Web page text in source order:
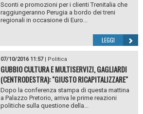
Sconti e promozioni per i clienti Trenitalia che
raggiungeranno Perugia a bordo dei treni
regionali in occasione di Euro...
LEGGI
07/10/2016 11:57| Politica
GUBBIO CULTURA E MULTISERVIZI, GAGLIARDI
(CENTRODESTRA): "GIUSTO RICAPITALIZZARE"
Dopo la conferenza stampa di questa mattina
a Palazzo Pretorio, arriva le prime reazioni
politiche sulla questione della...